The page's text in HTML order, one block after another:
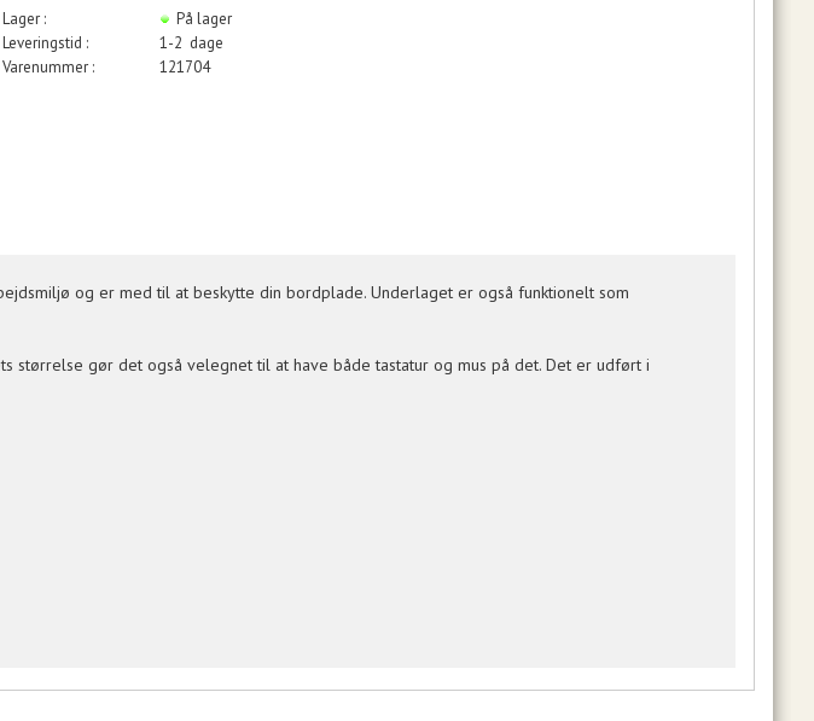
Lager :
På lager
Leveringstid :
1-2 dage
Varenummer :
121704
og er med til at beskytte din bordplade. Underlaget er også funktionelt som
gør det også velegnet til at have både tastatur og mus på det. Det er udført i